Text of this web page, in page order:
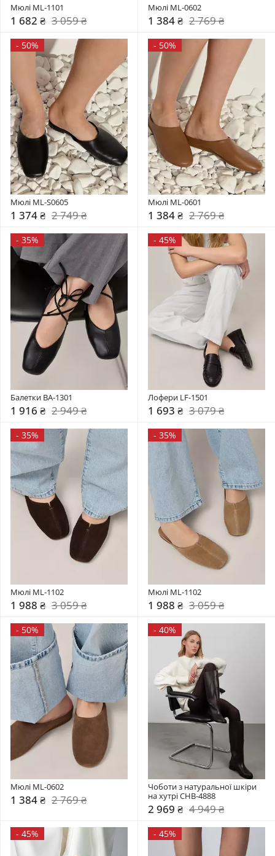
Мюлі ML-1101
1 682 ₴ 3 059 ₴
Мюлі ML-0602
1 384 ₴ 2 769 ₴
- 50%
Мюлі ML-S0605
1 374 ₴ 2 749 ₴
- 50%
Мюлі ML-0601
1 384 ₴ 2 769 ₴
- 35%
Балетки BA-1301
1 916 ₴ 2 949 ₴
- 45%
Лофери LF-1501
1 693 ₴ 3 079 ₴
- 35%
Мюлі ML-1102
1 988 ₴ 3 059 ₴
- 35%
Мюлі ML-1102
1 988 ₴ 3 059 ₴
- 50%
Мюлі ML-0602
1 384 ₴ 2 769 ₴
- 40%
Чоботи з натуральної шкіри
на хутрі CHB-4888
2 969 ₴ 4 949 ₴
- 45% - 45%